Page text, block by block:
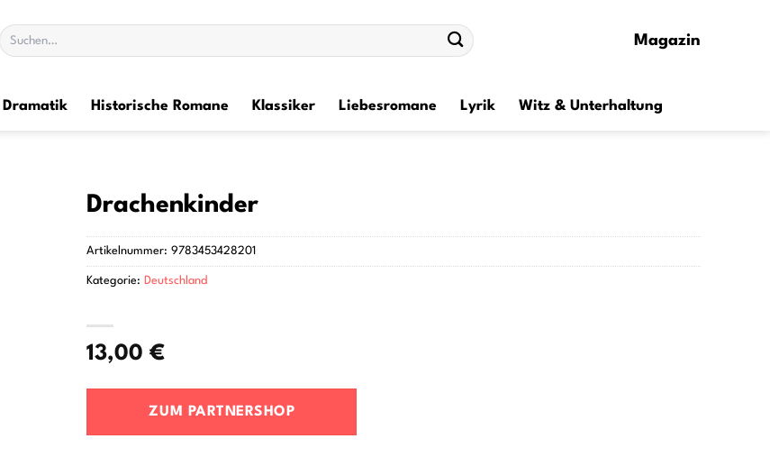
Suchen
nach:
Magazin
Dramatik Historische Romane Klassiker Liebesromane Lyrik Witz & Unterhaltung
Drachenkinder
13,00€
ZUM PARTNERSHOP
Artikelnummer:9783453428201
Kategorie: Deutschland